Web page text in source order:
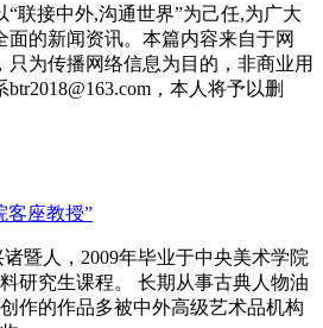
联接中外,沟通世界”为己任,为广大
面的新闻资讯。本篇内容来自于网
只为传播网络信息为目的，非商业用
，本人将予以删
客座教授”
暨人，2009年毕业于中央美术学院
研究生课程。 长期从事古典人物油
作的作品多被中外高级艺术品机构